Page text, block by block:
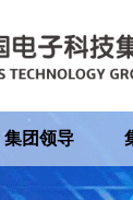
集团领导